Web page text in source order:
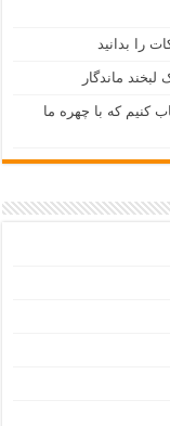
را بدانید
ماندگار
کنیم که با چهره ما